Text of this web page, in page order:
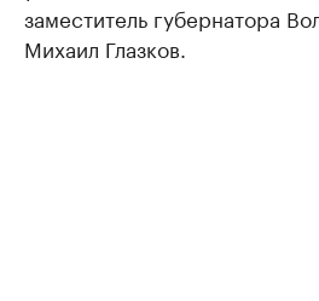
заместитель губернатора
Михаил Глазков.